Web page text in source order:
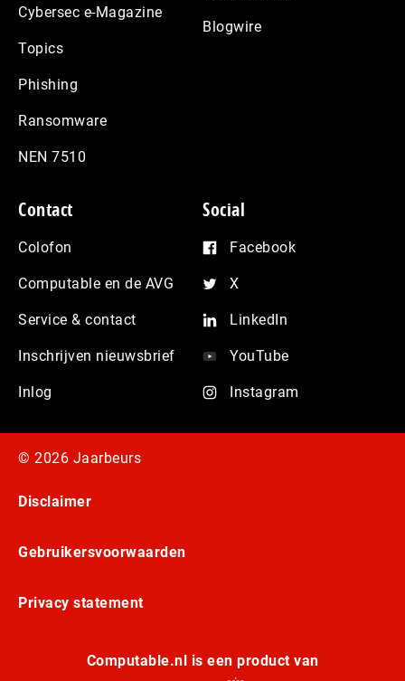
Cybersec e-Magazine
Topics
Phishing
Ransomware
NEN 7510
Blogwire
Contact
Colofon
Computable en de AVG
Service & contact
Inschrijven nieuwsbrief
Inlog
Social
Facebook
X
LinkedIn
YouTube
Instagram
© 2026 Jaarbeurs
Disclaimer
Gebruikersvoorwaarden
Privacy statement
Computable.nl is een product van